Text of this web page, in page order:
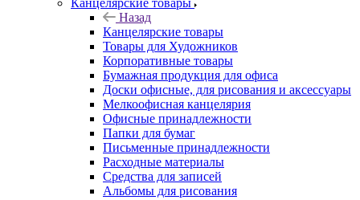
Канцелярские товары
Назад
Канцелярские товары
Товары для Художников
Корпоративные товары
Бумажная продукция для офиса
Доски офисные, для рисования и аксессуары
Мелкоофисная канцелярия
Офисные принадлежности
Папки для бумаг
Письменные принадлежности
Расходные материалы
Средства для записей
Альбомы для рисования